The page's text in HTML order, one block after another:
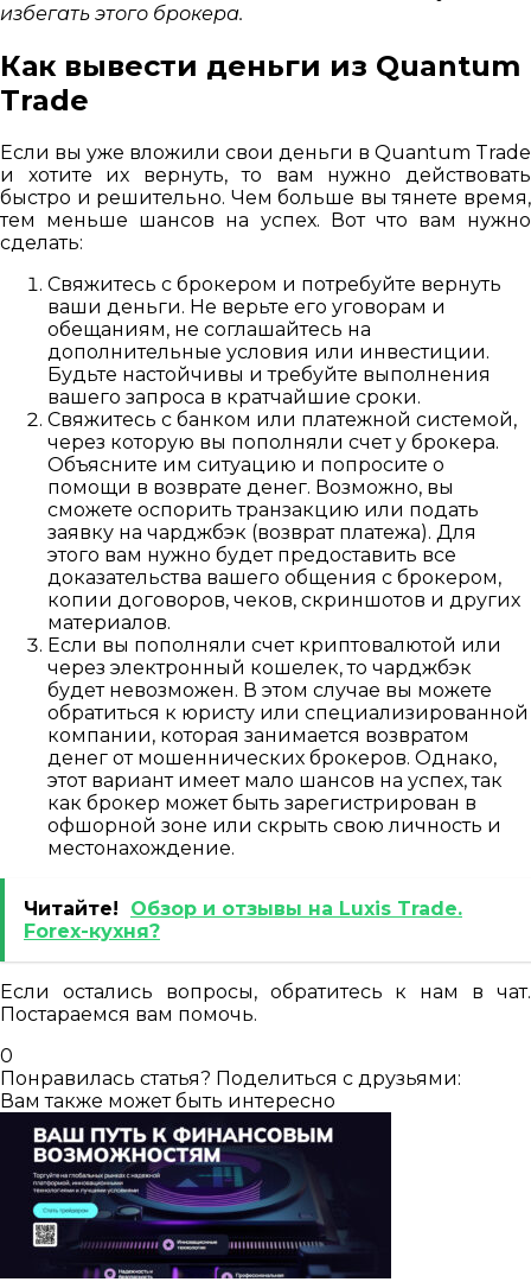
избегать этого брокера.
Как вывести деньги из Quantum
Trade
Если вы уже вложили свои деньги в Quantum Trade
и хотите их вернуть, то вам нужно действовать
быстро и решительно. Чем больше вы тянете время,
тем меньше шансов на успех. Вот что вам нужно
сделать:
Свяжитесь с брокером и потребуйте вернуть
ваши деньги. Не верьте его уговорам и
обещаниям, не соглашайтесь на
дополнительные условия или инвестиции.
Будьте настойчивы и требуйте выполнения
вашего запроса в кратчайшие сроки.
Свяжитесь с банком или платежной системой,
через которую вы пополняли счет у брокера.
Объясните им ситуацию и попросите о
помощи в возврате денег. Возможно, вы
сможете оспорить транзакцию или подать
заявку на чарджбэк (возврат платежа). Для
этого вам нужно будет предоставить все
доказательства вашего общения с брокером,
копии договоров, чеков, скриншотов и других
материалов.
Если вы пополняли счет криптовалютой или
через электронный кошелек, то чарджбэк
будет невозможен. В этом случае вы можете
обратиться к юристу или специализированной
компании, которая занимается возвратом
денег от мошеннических брокеров. Однако,
этот вариант имеет мало шансов на успех, так
как брокер может быть зарегистрирован в
офшорной зоне или скрыть свою личность и
местонахождение.
Читайте!
Обзор и отзывы на Luxis Trade.
Forex-кухня?
Если остались вопросы, обратитесь к нам в чат.
Постараемся вам помочь.
0
Понравилась статья? Поделиться с друзьями:
Вам также может быть интересно